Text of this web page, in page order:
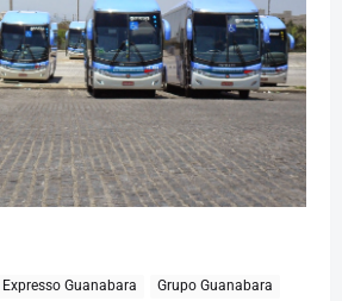
Expresso Guanabara
Grupo Guanabara